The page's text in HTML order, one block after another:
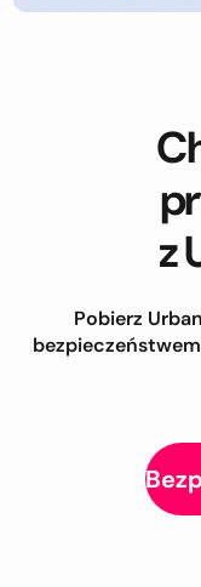
z
Pobierz